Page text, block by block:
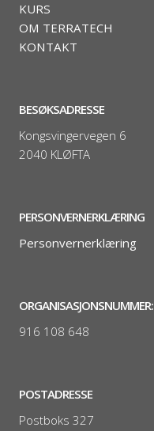
KURS
OM TERRATECH
KONTAKT
BESØKSADRESSE
Kongsvingervegen 6
2040 KLØFTA
PERSONVERNERKLÆRING
Personvernerklæring
ORGANISASJONSNUMMER:
916 108 648
POSTADRESSE
Postboks 327